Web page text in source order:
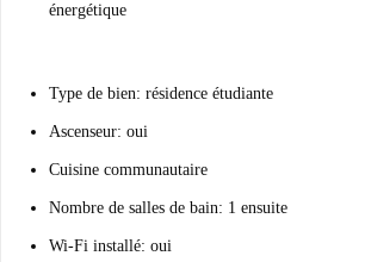
énergétique
Type de bien: résidence étudiante
Ascenseur: oui
Cuisine communautaire
Nombre de salles de bain: 1 ensuite
Wi-Fi installé: oui